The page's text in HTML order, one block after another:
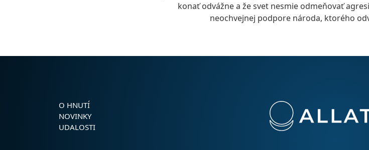
konať odvážne a že svet nesmie odmeňovať
neochvejnej podpore národa, ktorého
O HNUTÍ
NOVINKY
UDALOSTI